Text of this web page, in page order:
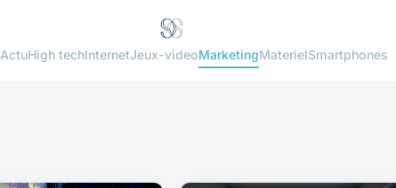
ActuHigh techInternetJeux-videoMarketingMaterielSmartphones